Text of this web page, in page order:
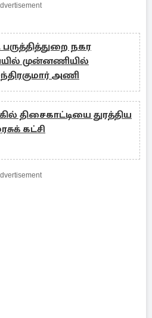
பருத்தித்துறை நகர
முன்னணியில்
அணி
திசைகாட்டியை துரத்திய
கட்சி